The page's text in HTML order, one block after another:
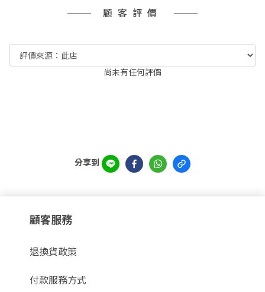
顧客評價
尚未有任何評價
分享到
顧客服務
退換貨政策
付款服務方式